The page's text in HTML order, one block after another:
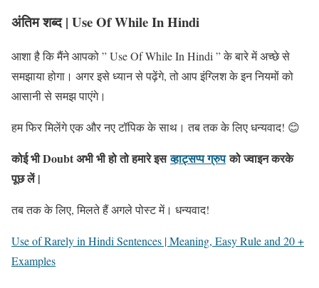
अंतिम शब्द| Use Of While In Hindi
आशा है कि मैंने आपको ” Use Of While In Hindi ” के बारे में अच्छे से
समझाया होगा। अगर इसे ध्यान से पढ़ेंगे, तो आप इंग्लिश के इन नियमों को
आसानी से समझ पाएंगे।
हम फिर मिलेंगे एक और नए टॉपिक के साथ। तब तक के लिए धन्यवाद! 😊
कोई भी Doubt अभी भी हो तो हमारे इसव्हाट्सप्प ग्रुपको ज्वाइन करके
पूछ लें |
तब तक के लिए, मिलते हैं अगले पोस्ट में। धन्यवाद!
Use of Rarely in Hindi Sentences | Meaning, Easy Rule and 20 +
Examples